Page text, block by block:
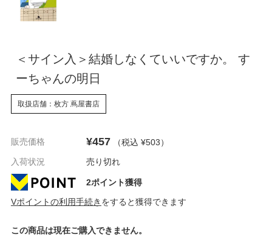
＜サイン入＞結婚しなくていいですか。 す
ーちゃんの明日
取扱店舗：枚方 蔦屋書店
販売価格 ¥457 （税込 ¥503）
入荷状況
売り切れ
2ポイント獲得
Vポイントの利用手続き をすると獲得できます
この商品は現在ご購入できません。